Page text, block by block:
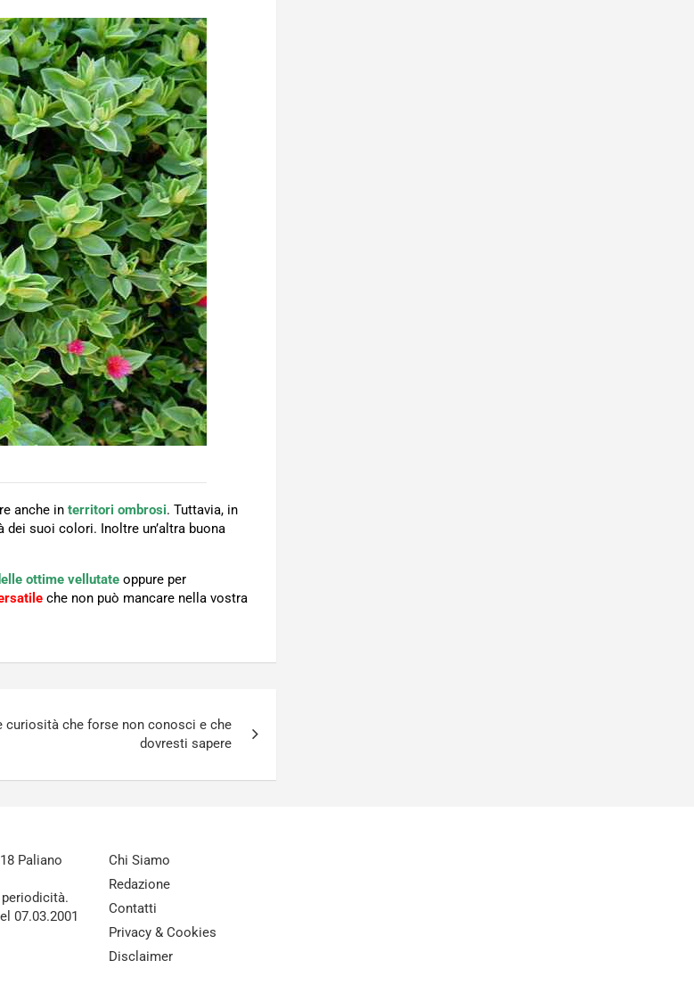
anche in territori ombrosi. Tuttavia, in
suoi colori. Inoltre un’altra buona
ottime vellutate oppure per
che non può mancare nella vostra
curiosità che forse non conosci e che
dovresti sapere
Paliano
07.03.2001
Chi Siamo
Redazione
Contatti
Privacy & Cookies
Disclaimer